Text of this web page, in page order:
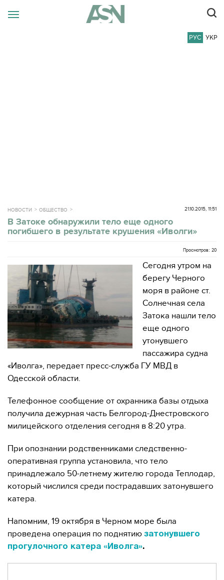
РУС УКР
НОВОСТИ ОБЩЕСТВО 21.10.2015, 11:51
В Затоке обнаружили тело еще одного
погибшего в результате крушения «Иволги»
Просмотров: 20
Сегодня утром на
берегу Черного
моря в районе ст.
Солнечная села
Затока нашли тело
еще одного
утонувшего
пассажира судна
«Иволга», передает пресс-служба ГУ МВД в
Одесской области.
Телефонное сообщение от охранника базы отдыха
получила дежурная часть Белгород-Днестровского
милицейского отделения сегодня в 8:20 утра.
При опознании родственниками следственно-
оперативная группа установила, что тело
принадлежало 50-летнему жителю города Теплодар,
который числился среди пострадавших затонувшего
катера.
Напомним, 19 октября в Черном море была
проведена операция по поднятию затонувшего
прогулочного катера «Иволга».